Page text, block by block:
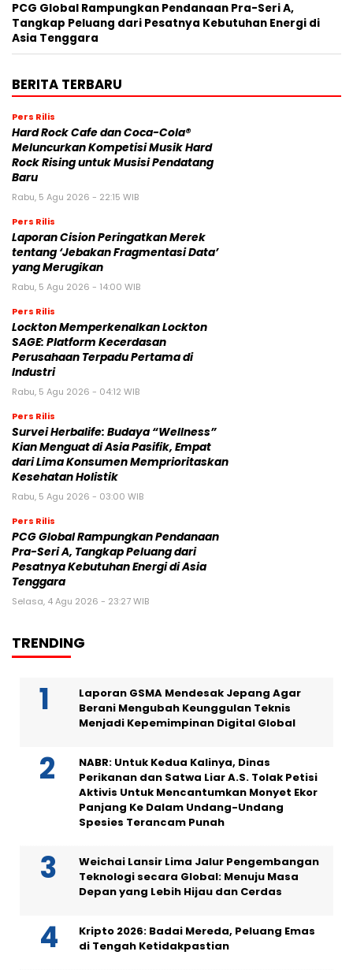
PCG Global Rampungkan Pendanaan Pra-Seri A,
Tangkap Peluang dari Pesatnya Kebutuhan Energi di
Asia Tenggara
BERITA TERBARU
Pers Rilis
Hard Rock Cafe dan Coca-Cola®
Meluncurkan Kompetisi Musik Hard
Rock Rising untuk Musisi Pendatang
Baru
Rabu, 5 Agu 2026 - 22:15 WIB
Pers Rilis
Laporan Cision Peringatkan Merek
tentang ‘Jebakan Fragmentasi Data’
yang Merugikan
Rabu, 5 Agu 2026 - 14:00 WIB
Pers Rilis
Lockton Memperkenalkan Lockton
SAGE: Platform Kecerdasan
Perusahaan Terpadu Pertama di
Industri
Rabu, 5 Agu 2026 - 04:12 WIB
Pers Rilis
Survei Herbalife: Budaya “Wellness”
Kian Menguat di Asia Pasifik, Empat
dari Lima Konsumen Memprioritaskan
Kesehatan Holistik
Rabu, 5 Agu 2026 - 03:00 WIB
Pers Rilis
PCG Global Rampungkan Pendanaan
Pra-Seri A, Tangkap Peluang dari
Pesatnya Kebutuhan Energi di Asia
Tenggara
Selasa, 4 Agu 2026 - 23:27 WIB
TRENDING
Laporan GSMA Mendesak Jepang Agar
Berani Mengubah Keunggulan Teknis
Menjadi Kepemimpinan Digital Global
NABR: Untuk Kedua Kalinya, Dinas
Perikanan dan Satwa Liar A.S. Tolak Petisi
Aktivis Untuk Mencantumkan Monyet Ekor
Panjang Ke Dalam Undang-Undang
Spesies Terancam Punah
Weichai Lansir Lima Jalur Pengembangan
Teknologi secara Global: Menuju Masa
Depan yang Lebih Hijau dan Cerdas
Kripto 2026: Badai Mereda, Peluang Emas
di Tengah Ketidakpastian